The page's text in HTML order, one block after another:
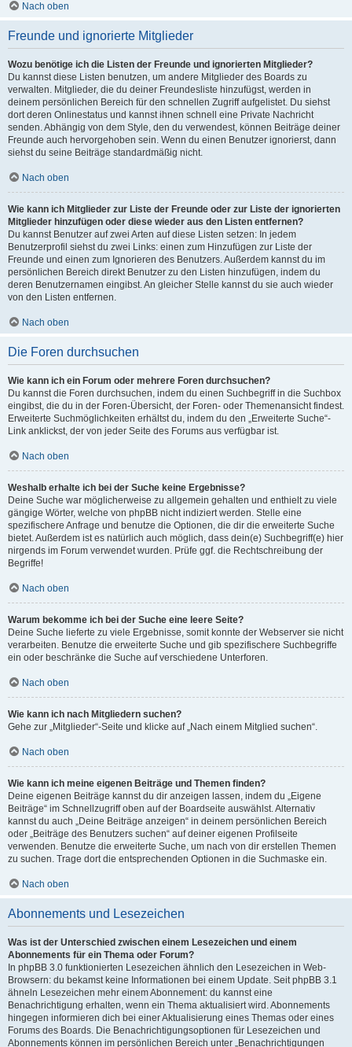
Nach oben
Freunde und ignorierte Mitglieder
Wozu benötige ich die Listen der Freunde und ignorierten Mitglieder?
Du kannst diese Listen benutzen, um andere Mitglieder des Boards zu
verwalten. Mitglieder, die du deiner Freundesliste hinzufügst, werden in
deinem persönlichen Bereich für den schnellen Zugriff aufgelistet. Du siehst
dort deren Onlinestatus und kannst ihnen schnell eine Private Nachricht
senden. Abhängig von dem Style, den du verwendest, können Beiträge deiner
Freunde auch hervorgehoben sein. Wenn du einen Benutzer ignorierst, dann
siehst du seine Beiträge standardmäßig nicht.
Nach oben
Wie kann ich Mitglieder zur Liste der Freunde oder zur Liste der ignorierten
Mitglieder hinzufügen oder diese wieder aus den Listen entfernen?
Du kannst Benutzer auf zwei Arten auf diese Listen setzen: In jedem
Benutzerprofil siehst du zwei Links: einen zum Hinzufügen zur Liste der
Freunde und einen zum Ignorieren des Benutzers. Außerdem kannst du im
persönlichen Bereich direkt Benutzer zu den Listen hinzufügen, indem du
deren Benutzernamen eingibst. An gleicher Stelle kannst du sie auch wieder
von den Listen entfernen.
Nach oben
Die Foren durchsuchen
Wie kann ich ein Forum oder mehrere Foren durchsuchen?
Du kannst die Foren durchsuchen, indem du einen Suchbegriff in die Suchbox
eingibst, die du in der Foren-Übersicht, der Foren- oder Themenansicht findest.
Erweiterte Suchmöglichkeiten erhältst du, indem du den „Erweiterte Suche“-
Link anklickst, der von jeder Seite des Forums aus verfügbar ist.
Nach oben
Weshalb erhalte ich bei der Suche keine Ergebnisse?
Deine Suche war möglicherweise zu allgemein gehalten und enthielt zu viele
gängige Wörter, welche von phpBB nicht indiziert werden. Stelle eine
spezifischere Anfrage und benutze die Optionen, die dir die erweiterte Suche
bietet. Außerdem ist es natürlich auch möglich, dass dein(e) Suchbegriff(e) hier
nirgends im Forum verwendet wurden. Prüfe ggf. die Rechtschreibung der
Begriffe!
Nach oben
Warum bekomme ich bei der Suche eine leere Seite?
Deine Suche lieferte zu viele Ergebnisse, somit konnte der Webserver sie nicht
verarbeiten. Benutze die erweiterte Suche und gib spezifischere Suchbegriffe
ein oder beschränke die Suche auf verschiedene Unterforen.
Nach oben
Wie kann ich nach Mitgliedern suchen?
Gehe zur „Mitglieder“-Seite und klicke auf „Nach einem Mitglied suchen“.
Nach oben
Wie kann ich meine eigenen Beiträge und Themen finden?
Deine eigenen Beiträge kannst du dir anzeigen lassen, indem du „Eigene
Beiträge“ im Schnellzugriff oben auf der Boardseite auswählst. Alternativ
kannst du auch „Deine Beiträge anzeigen“ in deinem persönlichen Bereich
oder „Beiträge des Benutzers suchen“ auf deiner eigenen Profilseite
verwenden. Benutze die erweiterte Suche, um nach von dir erstellen Themen
zu suchen. Trage dort die entsprechenden Optionen in die Suchmaske ein.
Nach oben
Abonnements und Lesezeichen
Was ist der Unterschied zwischen einem Lesezeichen und einem
Abonnements für ein Thema oder Forum?
In phpBB 3.0 funktionierten Lesezeichen ähnlich den Lesezeichen in Web-
Browsern: du bekamst keine Informationen bei einem Update. Seit phpBB 3.1
ähneln Lesezeichen mehr einem Abonnement: du kannst eine
Benachrichtigung erhalten, wenn ein Thema aktualisiert wird. Abonnements
hingegen informieren dich bei einer Aktualisierung eines Themas oder eines
Forums des Boards. Die Benachrichtigungsoptionen für Lesezeichen und
Abonnements können im persönlichen Bereich unter „Benachrichtigungen